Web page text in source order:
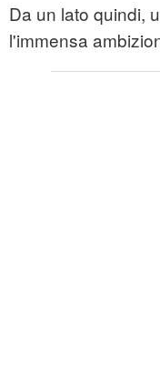
Da un lato quindi,
l'immensa